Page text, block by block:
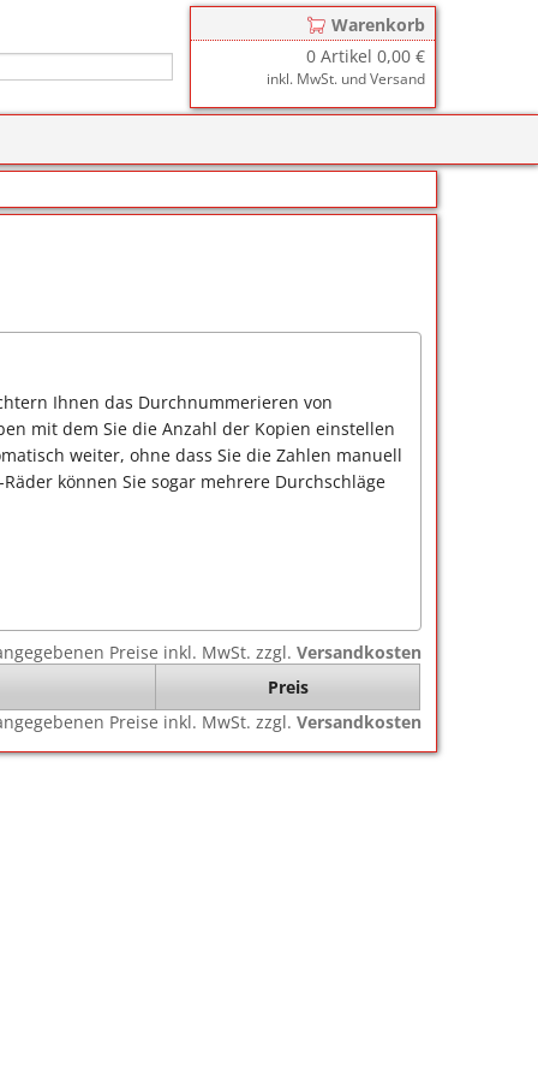
Warenkorb
0Artikel 0,00 €
inkl. MwSt. und Versand
für TRODAT Professional
Stempelkissen196
Stempelfarbe
Farben
191
Ihnen das Durchnummerieren von
mit dem Sie die Anzahl der Kopien einstellen
weiter, ohne dass Sie die Zahlen manuell
können Sie sogar mehrere Durchschläge
Preise inkl. MwSt. zzgl. Versandkosten
Preis
Preise inkl. MwSt. zzgl. Versandkosten